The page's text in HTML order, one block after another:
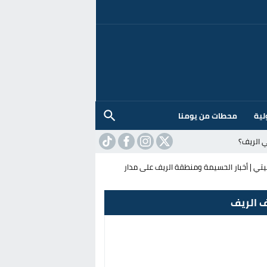
محطات من يومنا
الريف؟
| أخبار الحسيمة ومنطقة الريف على مدار
الريف